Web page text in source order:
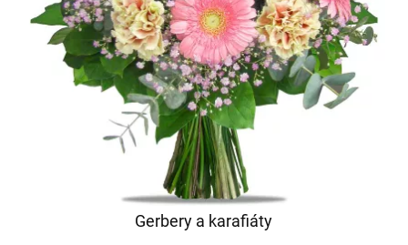
Gerbery a karafiáty